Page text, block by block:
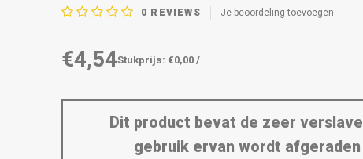
0 REVIEWS Je beoordeling toevoegen
€4,54Stukprijs: €0,00 /
Dit product bevat de zeer
gebruik ervan wordt